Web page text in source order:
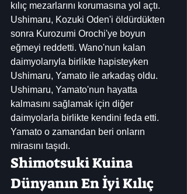
kılıç mezarlarını korumasına yol açtı.
Ushimaru, Kozuki Oden'i öldürdükten
sonra Kurozumi Orochi'ye boyun
eğmeyi reddetti. Wano'nun kalan
daimyolarıyla birlikte hapisteyken
Ushimaru, Yamato ile arkadaş oldu.
Ushimaru, Yamato'nun hayatta
kalmasını sağlamak için diğer
daimyolarla birlikte kendini feda etti.
Yamato o zamandan beri onların
mirasını taşıdı.
Shimotsuki Kuina
Dünyanın En İyi Kılıç